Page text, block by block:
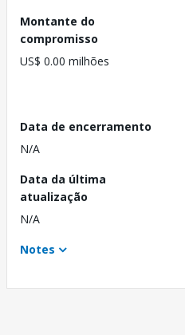
Montante do
compromisso
US$ 0.00 milhões
Data de encerramento
N/A
Data da última
atualização
N/A
Notes